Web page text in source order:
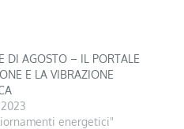
DI AGOSTO – IL PORTALE
E LA VIBRAZIONE
energetici"